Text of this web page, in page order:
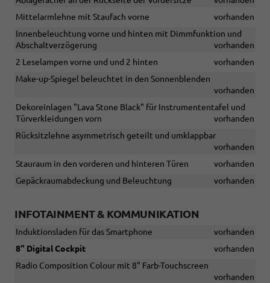
Mittelarmlehne mit Staufach vorne
vorhanden
Innenbeleuchtung vorne und hinten mit Dimmfunktion und
Abschaltverzögerung
vorhanden
2 Leselampen vorne und und 2 hinten
vorhanden
Make-up-Spiegel beleuchtet in den Sonnenblenden
vorhanden
Dekoreinlagen "Lava Stone Black" für Instrumententafel und
Türverkleidungen vorn
vorhanden
Rücksitzlehne asymmetrisch geteilt und umklappbar
vorhanden
Stauraum in den vorderen und hinteren Türen
vorhanden
Gepäckraumabdeckung und Beleuchtung
vorhanden
INFOTAINMENT & KOMMUNIKATION
Induktionsladen für das Smartphone
vorhanden
8" Digital Cockpit
vorhanden
Radio Composition Colour mit 8" Farb-Touchscreen
vorhanden